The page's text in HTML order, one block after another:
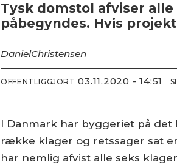
Tysk domstol afviser
påbegyndes. Hvis
DanielChristensen
OFFENTLIGGJORT 03.11.2020 - 14:51
I Danmark har byggeriet på
række klager og retssager sat
har nemlig afvist alle seks